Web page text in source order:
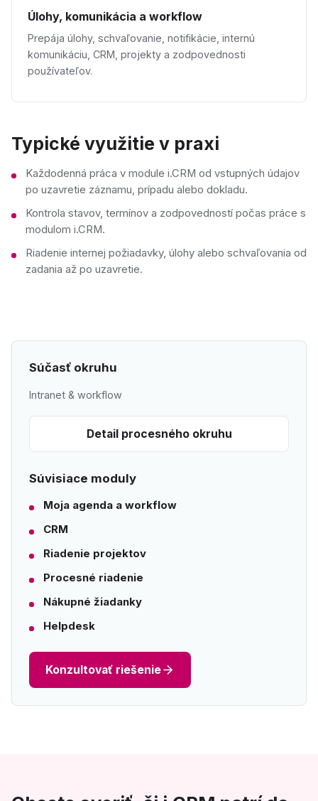
Úlohy, komunikácia a workflow
Prepája úlohy, schvaľovanie, notifikácie, internú
komunikáciu, CRM, projekty a zodpovednosti
používateľov.
Typické využitie v praxi
Každodenná práca v module i.CRM od vstupných údajov
po uzavretie záznamu, prípadu alebo dokladu.
Kontrola stavov, termínov a zodpovedností počas práce s
modulom i.CRM.
Riadenie internej požiadavky, úlohy alebo schvaľovania od
zadania až po uzavretie.
Súčasť okruhu
Intranet & workflow
Detail procesného okruhu
Súvisiace moduly
Moja agenda a workflow
CRM
Riadenie projektov
Procesné riadenie
Nákupné žiadanky
Helpdesk
Konzultovať riešenie